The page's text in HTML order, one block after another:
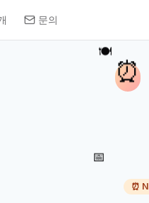
문의
⏰
🍽️
📅
⏰